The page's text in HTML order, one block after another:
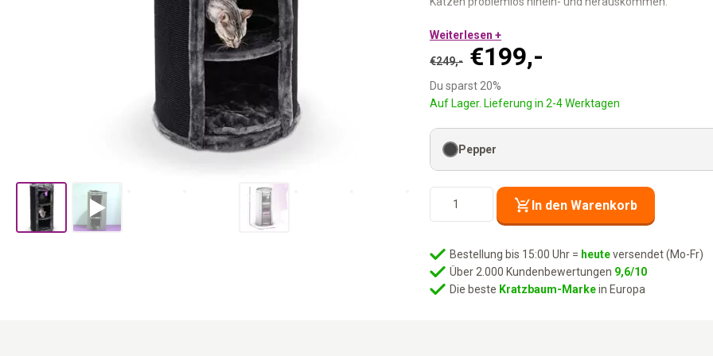
49 cm Durchmesser Sisalteppich:
Spielseil innen:Für die verspielten Momente.
2 lose Kissen:
Waschbar — flexibel platzierbar.
Breitere Eingänge:
Extra dicke Bodenplatte:Stabil, auch bei mehreren
Weiterlesen +
€249,- Ursprünglicher
Preis
war:
€249,-
€199,-
ist:
€199,-.
Du sparst 20%
Auf Lager. Lieferung in 2-4 Werktagen
Pepper
Superdome
Pepper
Menge
In den Warenkorb
Bestellung bis 15:00 Uhr = heuteversendet (Mo-Fr)
Über 2.000 Kundenbewertungen 9,6/10
Die beste Kratzbaum-Markein Europa